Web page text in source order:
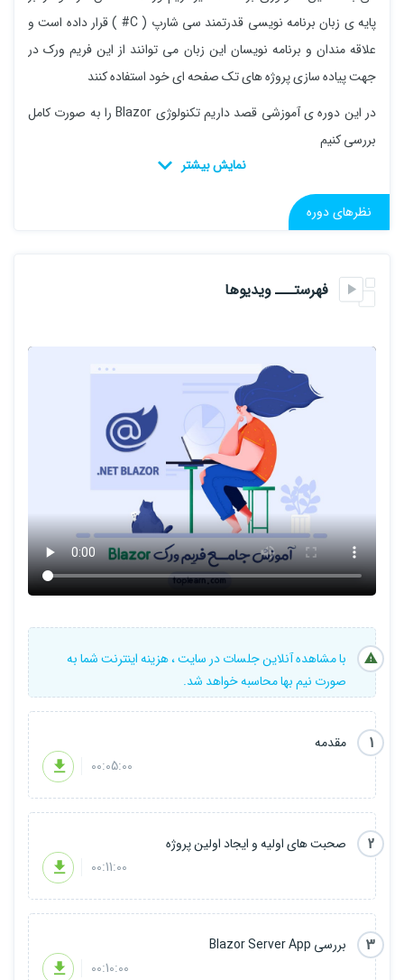
پایه ی زبان برنامه نویسی قدرتمند سی شارپ ( C# ) قرار داده است و
علاقه مندان و برنامه نویسان این زبان می توانند از این فریم ورک در
جهت پیاده سازی پروژه های تک صفحه ای خود استفاده کنند
در این دوره ی آموزشی قصد داریم تکنولوژی Blazor را به صورت کامل
بررسی کنیم
نظرهای دوره
فهرستـــ ویدیوها
با مشاهده آنلاین جلسات در سایت ، هزینه اینترنت شما به
صورت نیم بها محاسبه خواهد شد.
1
مقدمه
00:05:00
2
صحبت های اولیه و ایجاد اولین پروژه
00:11:00
3
بررسی Blazor Server App
00:10:00